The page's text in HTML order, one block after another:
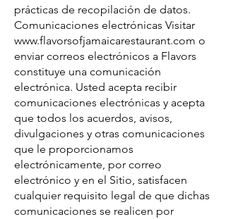
prácticas de recopilación de datos.
Comunicaciones electrónicas Visitar
www.flavorsofjamaicarestaurant.com o
enviar correos electrónicos a Flavors
constituye una comunicación
electrónica. Usted acepta recibir
comunicaciones electrónicas y acepta
que todos los acuerdos, avisos,
divulgaciones y otras comunicaciones
que le proporcionamos
electrónicamente, por correo
electrónico y en el Sitio, satisfacen
cualquier requisito legal de que dichas
comunicaciones se realicen por